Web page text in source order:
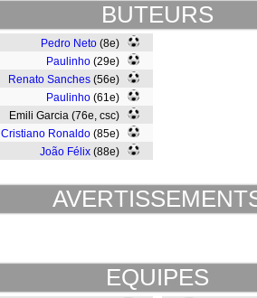
BUTEURS
Pedro Neto (8e)
Paulinho (29e)
Renato Sanches (56e)
Paulinho (61e)
Emili Garcia (76e, csc)
Cristiano Ronaldo (85e)
João Félix (88e)
EQUIPES